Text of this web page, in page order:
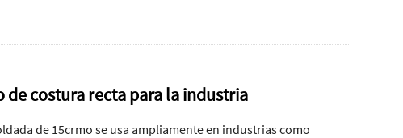
costura recta para la industria
de 15crmo se usa ampliamente en industrias como